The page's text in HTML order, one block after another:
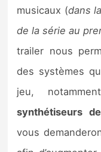
musicaux (dans
de la série au
trailer nous
des systèmes
jeu,
synthétiseurs
vous